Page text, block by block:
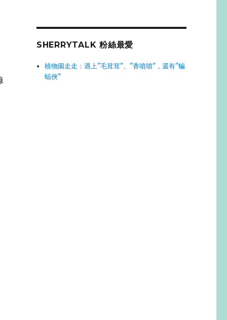
SHERRYTALK 粉絲最愛
植物園走走：遇上"毛茸茸"、"香噴噴"，還有"蝙
蝠俠"